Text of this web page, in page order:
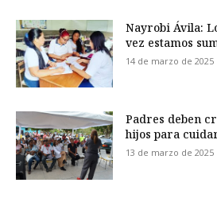
Nayrobi Ávila:
vez estamos
14 de marzo de 2025
Padres deben
hijos para
13 de marzo de 2025